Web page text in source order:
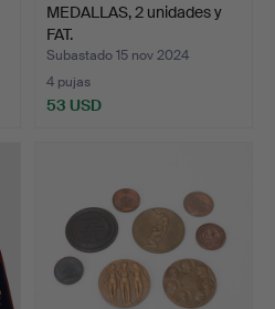
MEDALLAS, 2 unidades y
FAT.
Subastado 15 nov 2024
4 pujas
53 USD